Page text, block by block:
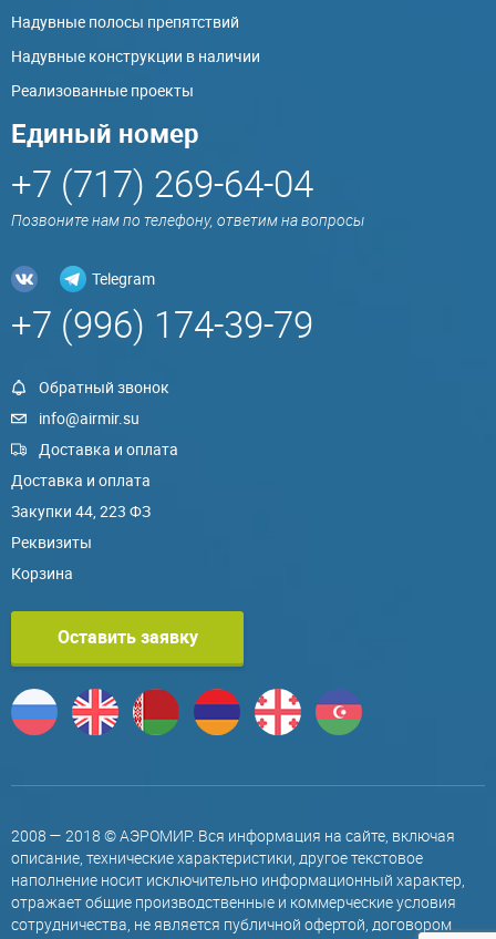
Надувные полосы препятствий
Надувные конструкции в наличии
Реализованные проекты
Единый номер
+7 (717) 269-64-04
Позвоните нам по телефону, ответим на вопросы
Telegram
+7 (996) 174-39-79
Обратный звонок
info@airmir.su
Доставка и оплата
Доставка и оплата
Закупки 44, 223 ФЗ
Реквизиты
Корзина
Оставить заявку
2008 — 2018 © АЭРОМИР. Вся информация на сайте, включая
описание, технические характеристики, другое текстовое
наполнение носит исключительно информационный характер,
отражает общие производственные и коммерческие условия
сотрудничества, не является публичной офертой, договором